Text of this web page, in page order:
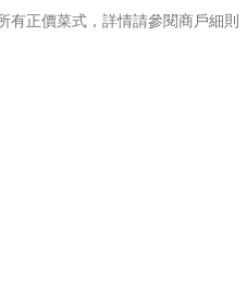
有正價菜式，詳情請參閱商戶細則